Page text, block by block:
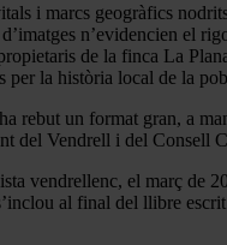
i marcs geogràfics
n’evidencien el
de la finca La
per la història local de la
rebut un format gran, a
del Vendrell i del Consell
vendrellenc, el març de
al final del llibre